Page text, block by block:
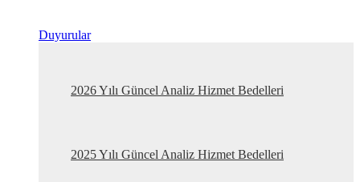
Duyurular
2026 Yılı Güncel Analiz Hizmet Bedelleri
2025 Yılı Güncel Analiz Hizmet Bedelleri